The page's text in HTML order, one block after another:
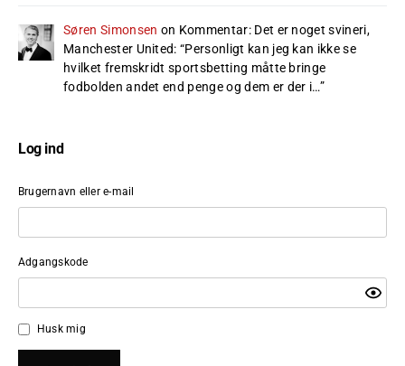
Søren Simonsen on Kommentar: Det er noget svineri,
Manchester United: “Personligt kan jeg kan ikke se
hvilket fremskridt sportsbetting måtte bringe
fodbolden andet end penge og dem er der i…”
Log ind
Brugernavn eller e-mail
Adgangskode
Husk mig